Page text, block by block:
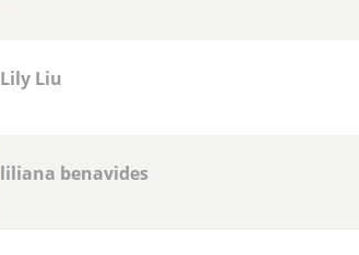
Lily Liu
liliana benavides